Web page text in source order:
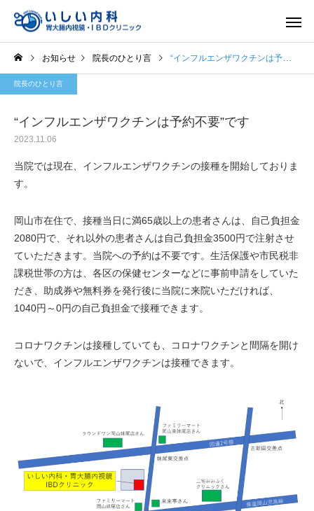
一般内科 胃内視
お知らせ 院長のひとり言 “インフルエンザワクチンは予約不要”です
院長のひとり言
“インフルエンザワクチンは予約不要”です
2023.11.06
当院では現在、インフルエンザワクチンの接種を開始しておりま
す。
岡山市在住で、接種当日に満65歳以上の患者さんは、自己負担金
2080円で、それ以外の患者さんは自己負担金3500円で注射させ
ていただきます。当院への予約は不要です。生活保護や市民税非
課税世帯の方は、各区の保健センターなどに事前申請をしていた
だき、助成券や無料券を発行後に当院に来院いただければ、
1040円～0円の自己負担金で接種できます。
コロナワクチンは接種していても、コロナワクチンと間隔を開け
ないで、インフルエンザワクチンは接種できます。